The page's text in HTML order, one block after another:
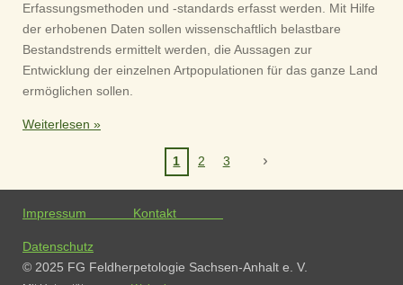
Erfassungsmethoden und -standards erfasst werden. Mit Hilfe
der erhobenen Daten sollen wissenschaftlich belastbare
Bestandstrends ermittelt werden, die Aussagen zur
Entwicklung der einzelnen Artpopulationen für das ganze Land
ermöglichen sollen.
Weiterlesen »
1 2 3
Impressum Kontakt
Datenschutz
© 2025 FG Feldherpetologie Sachsen-Anhalt e. V.